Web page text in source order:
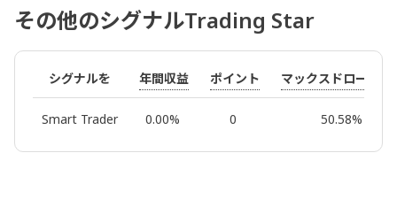
その他のシグナルTrading Star
シグナルを 年間収益 ポイント マックスドローダウ
Smart Trader 0.00% 0 50.58%